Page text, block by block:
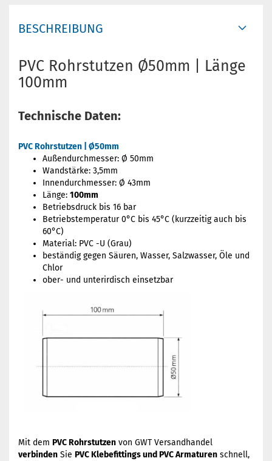
BESCHREIBUNG
PVC Rohrstutzen Ø50mm | Länge
100mm
Technische Daten:
PVC Rohrstutzen | Ø50mm
Außendurchmesser: Ø 50mm
Wandstärke: 3,5mm
Innendurchmesser: Ø 43mm
Länge: 100mm
Betriebsdruck bis 16 bar
Betriebstemperatur 0°C bis 45°C (kurzzeitig auch bis
60°C)
Material: PVC -U (Grau)
beständig gegen Säuren, Wasser, Salzwasser, Öle und
Chlor
ober- und unterirdisch einsetzbar
Mit dem PVC Rohrstutzen von GWT Versandhandel
verbinden Sie PVC Klebefittings und PVC Armaturen schnell,